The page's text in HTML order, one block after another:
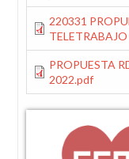
220331
PROPUESTA
2022.pdf